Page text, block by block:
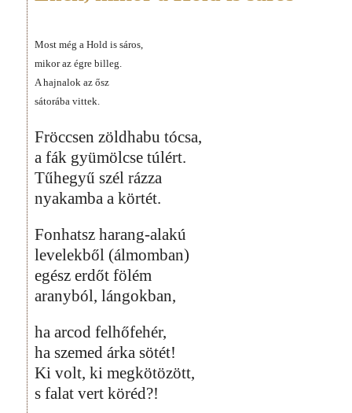
Most még a Hold is sáros,
mikor az égre billeg.
A hajnalok az ősz
sátorába vittek.
Fröccsen zöldhabu tócsa,
a fák gyümölcse túlért.
Tűhegyű szél rázza
nyakamba a körtét.
Fonhatsz harang-alakú
levelekből (álmomban)
egész erdőt fölém
aranyból, lángokban,
ha arcod felhőfehér,
ha szemed árka sötét!
Ki volt, ki megkötözött,
s falat vert köréd?!